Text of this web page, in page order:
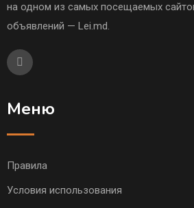
на одном из самых посещаемых
объявлений — Lei.md.
Меню
Правила
Условия использования